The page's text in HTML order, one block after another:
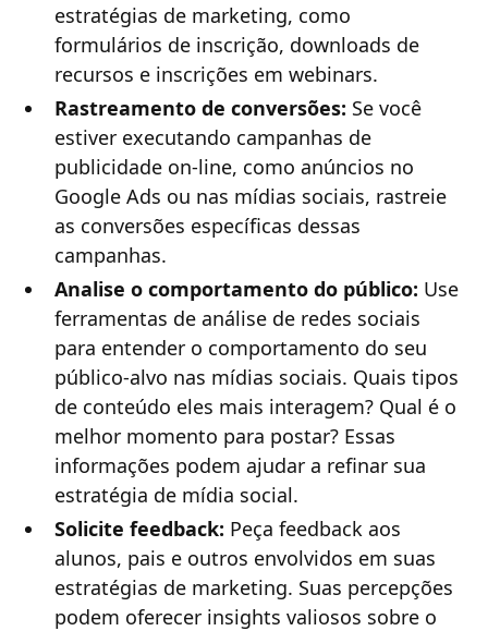
estratégias de marketing, como
formulários de inscrição, downloads de
recursos e inscrições em webinars.
Rastreamento de conversões: Se você
estiver executando campanhas de
publicidade on-line, como anúncios no
Google Ads ou nas mídias sociais, rastreie
as conversões específicas dessas
campanhas.
Analise o comportamento do público: Use
ferramentas de análise de redes sociais
para entender o comportamento do seu
público-alvo nas mídias sociais. Quais tipos
de conteúdo eles mais interagem? Qual é o
melhor momento para postar? Essas
informações podem ajudar a refinar sua
estratégia de mídia social.
Solicite feedback: Peça feedback aos
alunos, pais e outros envolvidos em suas
estratégias de marketing. Suas percepções
podem oferecer insights valiosos sobre o